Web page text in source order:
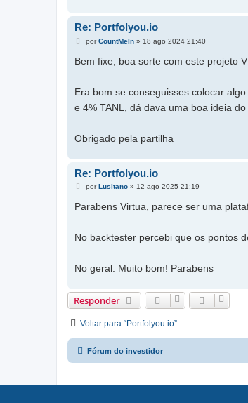
Re: Portfolyou.io
M
s
e
porCountMeIn» 18 ago 2024 21:40
Bem fixe, boa sorte com este projeto
Era bom se conseguisses colocar
e 4% TANL, dá dava uma boa ideia
Obrigado pela partilha
Re: Portfolyou.io
M
s
e
por Lusitano» 12 ago 2025 21:19
Parabens Virtua, parece ser uma
No backtester percebi que os pontos
No geral: Muito bom! Parabens
Responder
Voltar para “Portfolyou.io”
Fórum do investidor